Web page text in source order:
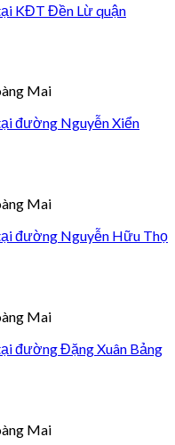
KĐT Đền Lừ quận
Mai
đường Nguyễn Xiển
Mai
đường Nguyễn Hữu Thọ
Mai
đường Đặng Xuân Bảng
Mai